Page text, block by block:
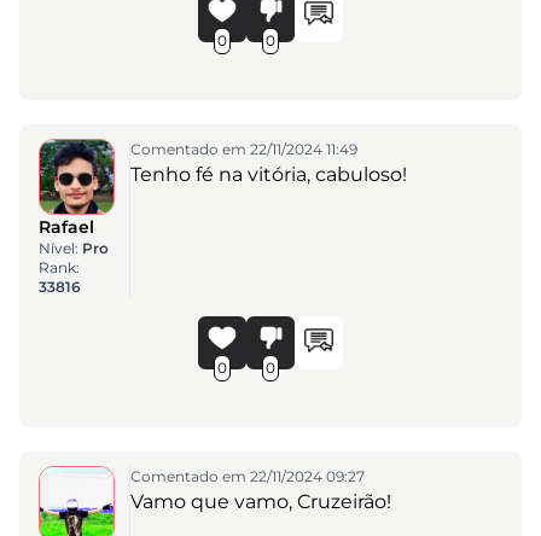
0 0
Rafael
Nível: Pro
Rank:
33816
Comentado em 22/11/2024 11:49
Tenho fé na vitória, cabuloso!
0 0
Comentado em 22/11/2024 09:27
Vamo que vamo, Cruzeirão!